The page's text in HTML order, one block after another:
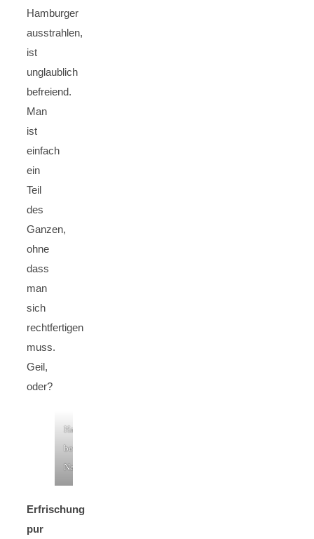
Hamburger
ausstrahlen,
ist
unglaublich
befreiend.
Man
ist
einfach
ein
Teil
des
Ganzen,
ohne
dass
man
sich
rechtfertigen
muss.
Geil,
oder?
Hamburg
bei
Nacht
Erfrischung
pur